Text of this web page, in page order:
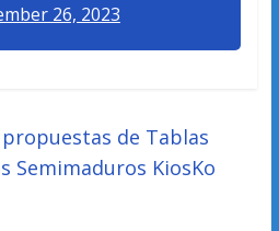
26, 2023
de Tablas
Semimaduros KiosKo